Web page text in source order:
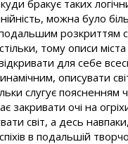
бракує таких
можна було
розкриттям
тому описи
відкривати для себе
описувати
слугує поясненням
очі на
світ, а десь
в подальшій